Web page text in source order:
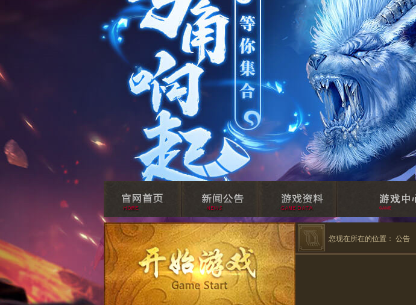
您现在所在的位置： 公告